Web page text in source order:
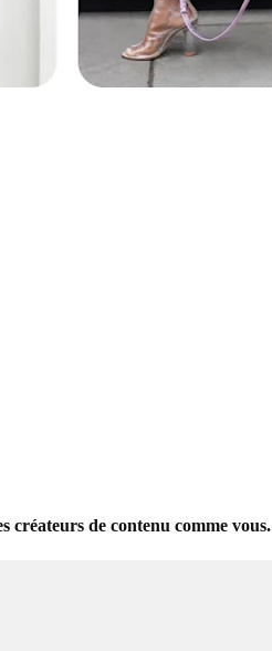
créateurs de contenu comme vous.